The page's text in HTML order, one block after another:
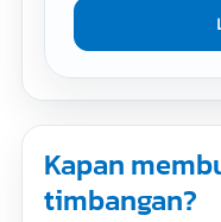
Kapan
timbangan?